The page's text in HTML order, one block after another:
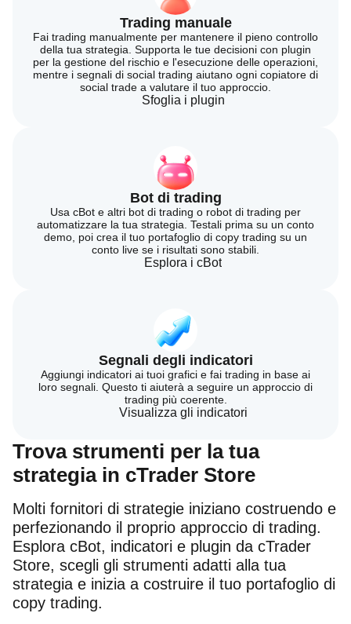
Trading manuale
Fai trading manualmente per mantenere il pieno controllo
della tua strategia. Supporta le tue decisioni con plugin
per la gestione del rischio e l'esecuzione delle operazioni,
mentre i segnali di social trading aiutano ogni copiatore di
social trade a valutare il tuo approccio.
Sfoglia i plugin
Bot di trading
Usa cBot e altri bot di trading o robot di trading per
automatizzare la tua strategia. Testali prima su un conto
demo, poi crea il tuo portafoglio di copy trading su un
conto live se i risultati sono stabili.
Esplora i cBot
Segnali degli indicatori
Aggiungi indicatori ai tuoi grafici e fai trading in base ai
loro segnali. Questo ti aiuterà a seguire un approccio di
trading più coerente.
Visualizza gli indicatori
Trova strumenti per la tua
strategia in cTrader Store
Molti fornitori di strategie iniziano costruendo e
perfezionando il proprio approccio di trading.
Esplora cBot, indicatori e plugin da cTrader
Store, scegli gli strumenti adatti alla tua
strategia e inizia a costruire il tuo portafoglio di
copy trading.